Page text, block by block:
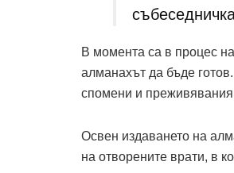
В момента са в процес
алманахът да бъде
спомени и преживявания
Освен издаването на
на отворените врати, в